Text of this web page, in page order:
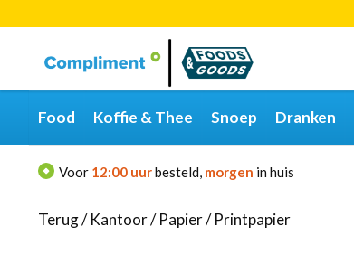
Categorieën
Merken
Food Koffie & Thee Snoep Dranken
Voor 12:00 uurbesteld, morgen in huis
Terug/Kantoor/Papier/Printpapier